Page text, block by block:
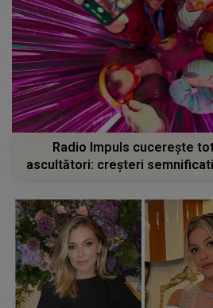
Radio Impuls cucerește
ascultători: creșteri